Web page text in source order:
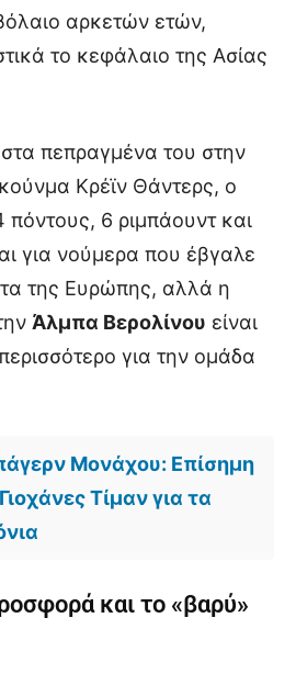
αρκετών ετών,
το κεφάλαιο της Ασίας
πεπραγμένα του στην
Κρέϊν Θάντερς, ο
πόντους, 6 ριμπάουντ και
για νούμερα που έβγαλε
της Ευρώπης, αλλά η
Άλμπα Βερολίνου είναι
για την ομάδα
Μονάχου: Επίσημη
Τίμαν για τα
και το «βαρύ»